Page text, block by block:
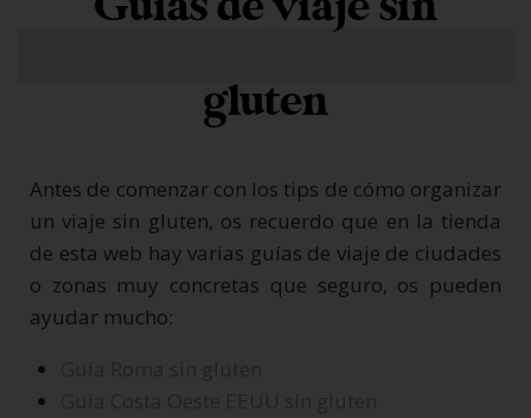
gluten
Antes de comenzar con los tips de cómo organizar
un viaje sin gluten, os recuerdo que en la tienda
de esta web hay varias guías de viaje de ciudades
o zonas muy concretas que seguro, os pueden
ayudar mucho:
Guía Roma sin gluten
Guía Costa Oeste EEUU sin gluten